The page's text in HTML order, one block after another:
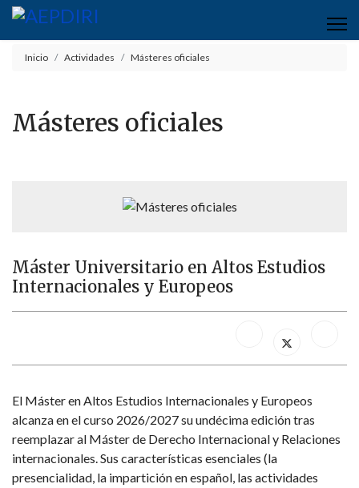
Inicio Actividades Másteres oficiales
Másteres oficiales
Máster Universitario en Altos Estudios
Internacionales y Europeos
El Máster en Altos Estudios Internacionales y Europeos
alcanza en el curso 2026/2027 su undécima edición tras
reemplazar al Máster de Derecho Internacional y Relaciones
internacionales. Sus características esenciales (la
presencialidad, la impartición en español, las actividades